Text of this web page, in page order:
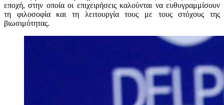
εποχή, στην οποία οι επιχειρήσεις καλούνται να ευθυγραμμίσουν
τη φιλοσοφία και τη λειτουργία τους με τους στόχους της
βιωσιμότητας.